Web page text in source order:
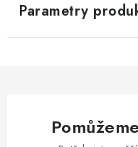
Parametry